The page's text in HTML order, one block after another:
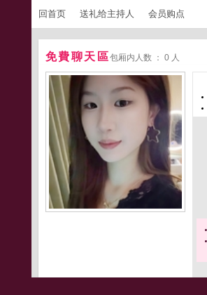
回首页 送礼给主持人 会员购点
免費聊天區包厢内人数 ： 0 人